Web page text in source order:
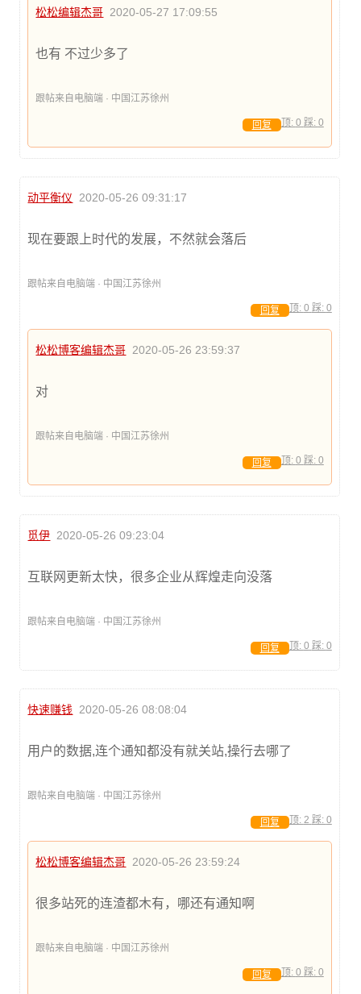
松松编辑杰哥 2020-05-27 17:09:55
也有 不过少多了
跟帖来自电脑端 · 中国江苏徐州
顶: 0 踩: 0
回复
动平衡仪 2020-05-26 09:31:17
现在要跟上时代的发展，不然就会落后
跟帖来自电脑端 · 中国江苏徐州
顶: 0 踩: 0
回复
松松博客编辑杰哥 2020-05-26 23:59:37
对
跟帖来自电脑端 · 中国江苏徐州
顶: 0 踩: 0
回复
觅伊 2020-05-26 09:23:04
互联网更新太快，很多企业从辉煌走向没落
跟帖来自电脑端 · 中国江苏徐州
顶: 0 踩: 0
回复
快速赚钱 2020-05-26 08:08:04
用户的数据,连个通知都没有就关站,操行去哪了
跟帖来自电脑端 · 中国江苏徐州
顶: 2 踩: 0
回复
松松博客编辑杰哥 2020-05-26 23:59:24
很多站死的连渣都木有，哪还有通知啊
跟帖来自电脑端 · 中国江苏徐州
顶: 0 踩: 0
回复